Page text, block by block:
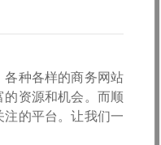
种各样的商务网站
资源和机会。而顺
的平台。让我们一